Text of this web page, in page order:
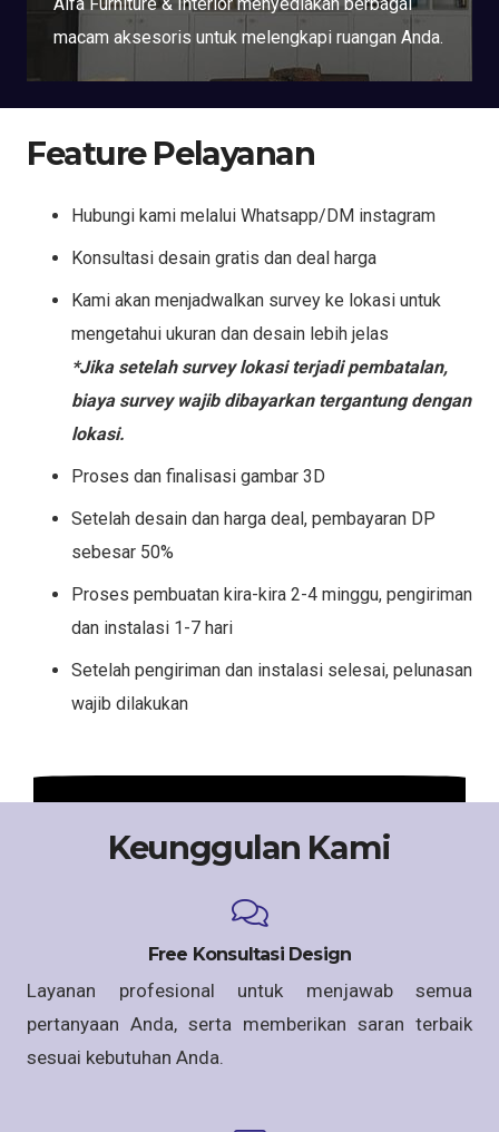
macam aksesoris untuk melengkapi ruangan Anda.
Feature Pelayanan
Hubungi kami melalui Whatsapp/DM instagram
Konsultasi desain gratis dan deal harga
Kami akan menjadwalkan survey ke lokasi untuk
mengetahui ukuran dan desain lebih jelas
*Jika setelah survey lokasi terjadi pembatalan,
biaya survey wajib dibayarkan tergantung dengan
lokasi.
Proses dan finalisasi gambar 3D
Setelah desain dan harga deal, pembayaran DP
sebesar 50%
Proses pembuatan kira-kira 2-4 minggu, pengiriman
dan instalasi 1-7 hari
Setelah pengiriman dan instalasi selesai, pelunasan
wajib dilakukan
Keunggulan Kami
Free Konsultasi Design
Layanan profesional untuk menjawab semua
pertanyaan Anda, serta memberikan saran terbaik
sesuai kebutuhan Anda.